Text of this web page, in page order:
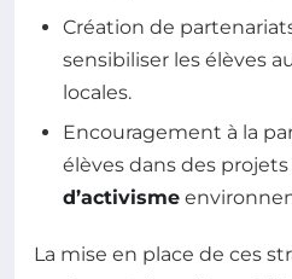
Création de
sensibiliser les élèves
locales.
Encouragement à la
élèves dans des projets
d’activisme
La mise en place de ces